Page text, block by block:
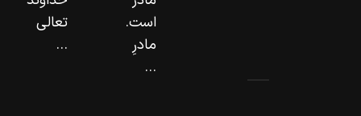
است.
مادرِ
...
تعالى
...